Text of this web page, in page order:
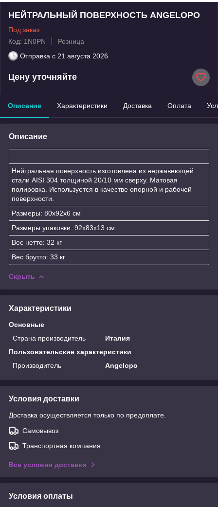
НЕЙТРАЛЬНЫЙ ПОВЕРХНОСТЬ ANGELOPO
Под заказ
Код: 1N0PN
Розница
Отправка с 21 августа 2026
Цену уточняйте
Описание Характеристики Доставка Оплата
Описание
Нейтральная поверхность изготовлена из нержавеющей
стали AISI 304 толщиной 20/10 мм сверху. Матовая
полировка. Используется в качестве опорной и рабочей
поверхности.
Размеры: 80x92x6 см
Размеры упаковки: 92x83x13 см
Вес нетто: 32 кг
Вес брутто: 33 кг
Скрыть
Характеристики
Основные
Страна производитель
Италия
Пользовательские характеристики
Производитель
Angelopo
Условия доставки
Доставка осуществляется только по предоплате.
Самовывоз
Транспортная компания
Все условия доставки
Условия оплаты